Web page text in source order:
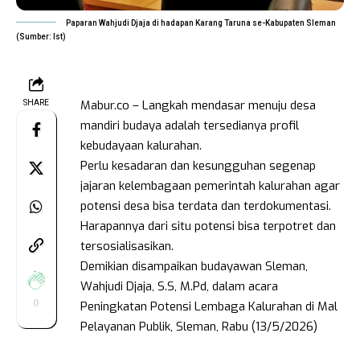
Paparan Wahjudi Djaja di hadapan Karang Taruna se-Kabupaten Sleman
(Sumber: Ist)
SHARE
0
Mabur.co – Langkah mendasar menuju desa
mandiri budaya adalah tersedianya profil
kebudayaan kalurahan.
Perlu kesadaran dan kesungguhan segenap
jajaran kelembagaan pemerintah kalurahan agar
potensi desa bisa terdata dan terdokumentasi.
Harapannya dari situ potensi bisa terpotret dan
tersosialisasikan.
Demikian disampaikan budayawan Sleman,
Wahjudi Djaja, S.S, M.Pd, dalam acara
Peningkatan Potensi Lembaga Kalurahan di Mal
Pelayanan Publik, Sleman, Rabu (13/5/2026)